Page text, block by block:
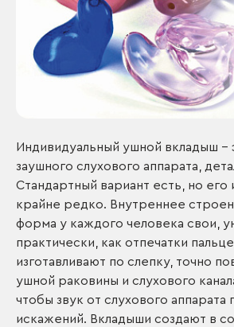
Индивидуальный ушной вкладыш –
заушного слухового аппарата,
Стандартный вариант есть, но его
крайне редко. Внутреннее
форма у каждого человека свои,
практически, как отпечатки
изготавливают по слепку, точно
ушной раковины и слухового
чтобы звук от слухового аппарата
искажений. Вкладыши создают в